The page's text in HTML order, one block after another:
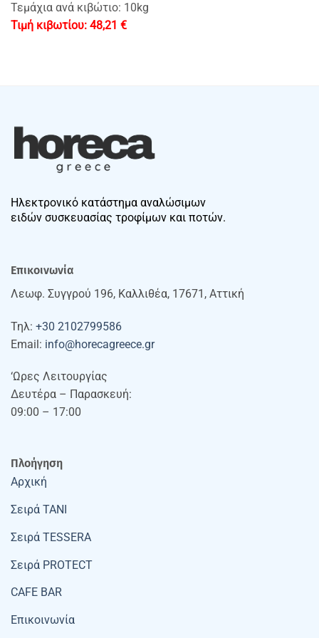
Τεμάχια ανά κιβώτιο: 10kg
48,21 €
Ηλεκτρονικό κατάστημα αναλώσιμων
ειδών συσκευασίας τροφίμων και ποτών.
Επικοινωνία
Λεωφ. Συγγρού 196, Καλλιθέα, 17671, Αττική
Τηλ: +30 2102799586
Email: info@horecagreece.gr
‘Ωρες Λειτουργίας
Δευτέρα – Παρασκευή:
09:00 – 17:00
Πλοήγηση
Αρχική
Σειρά TANI
Σειρά TESSERA
Σειρά PROTECT
CAFE BAR
Επικοινωνία